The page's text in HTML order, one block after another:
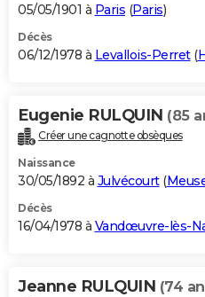
05/05/1901 à Paris (Paris)
Décès
06/12/1978 à Levallois-Perret(
Eugenie RULQUIN (85
Créer une cagnotte obsèques
Naissance
30/05/1892 à Julvécourt(
Décès
16/04/1978 à Vandœuvre-lès-
Jeanne RULQUIN (74